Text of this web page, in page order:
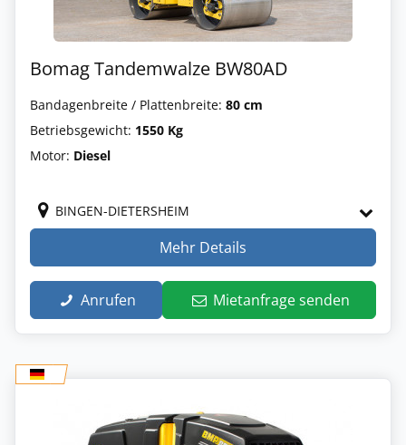
Bomag Tandemwalze BW80AD
Bandagenbreite / Plattenbreite: 80 cm
Betriebsgewicht: 1550 Kg
Motor: Diesel
BINGEN-DIETERSHEIM
Mehr Details
Anrufen Mietanfrage senden